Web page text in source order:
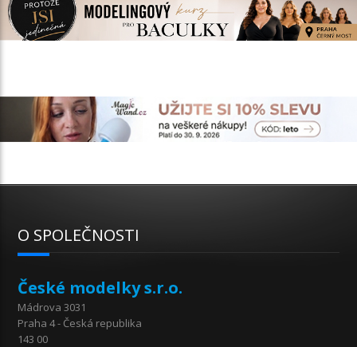
O SPOLEČNOSTI
České modelky s.r.o.
Mádrova 3031
Praha 4 - Česká republika
143 00